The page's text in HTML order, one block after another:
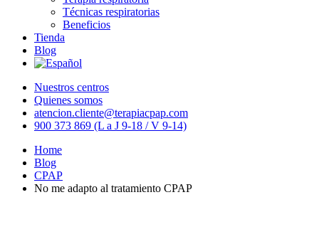
Técnicas respiratorias
Beneficios
Tienda
Blog
Nuestros centros
Quienes somos
atencion.cliente@terapiacpap.com
900 373 869 (L a J 9-18 / V 9-14)
Home
Blog
CPAP
No me adapto al tratamiento CPAP